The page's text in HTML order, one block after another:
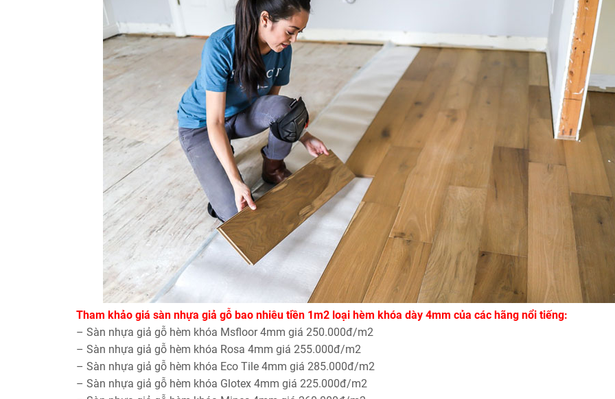
Tham khảo giá sàn nhựa giả gỗ bao nhiêu tiền 1m2 loại hèm khóa dày 4mm của các hãng nổi tiếng:
– Sàn nhựa giả gỗ hèm khóa Msfloor 4mm giá 250.000đ/m2
– Sàn nhựa giả gỗ hèm khóa Rosa 4mm giá 255.000đ/m2
– Sàn nhựa giả gỗ hèm khóa Eco Tile 4mm giá 285.000đ/m2
– Sàn nhựa giả gỗ hèm khóa Glotex 4mm giá 225.000đ/m2